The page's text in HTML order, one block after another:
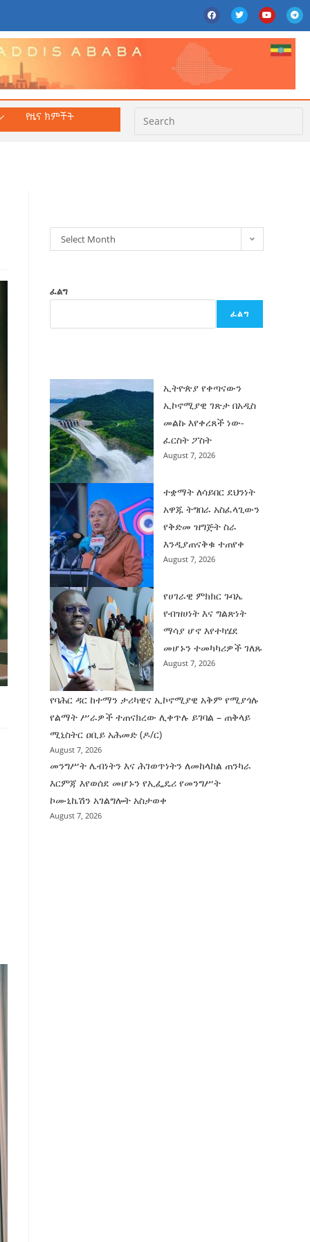
የዜና ክምችት
Select Month
ፈልግ
ፈልግ
ኢትዮጵያ የቀጣናውን
ኢኮኖሚያዊ ገጽታ በአዲስ
መልኩ እየቀረጸች ነው-
ፈርስት ፖስት
August 7, 2026
ተቋማት ለሳይበር ደህንነት
አዋጁ ትግበራ አስፈላጊውን
የቅድመ ዝግጅት ስራ
እንዲያጠናቅቁ ተጠየቀ
August 7, 2026
የሀገራዊ ምክክር ጉባኤ
የብዝሀነት እና ግልጽነት
ማሳያ ሆኖ እየተካሄደ
መሆኑን ተመካካሪዎች ገለጹ
August 7, 2026
የባሕር ዳር ከተማን ታሪካዊና ኢኮኖሚያዊ አቅም የሚያጎሉ
የልማት ሥራዎች ተጠናክረው ሊቀጥሉ ይገባል – ጠቅላይ
ሚኒስትር ዐቢይ አሕመድ (ዶ/ር)
August 7, 2026
መንግሥት ሌብነትን እና ሕገወጥነትን ለመከላከል ጠንካራ
እርምጃ እየወሰደ መሆኑን የኢፌዴሪ የመንግሥት
ኮሙኒኬሽን አገልግሎት አስታወቀ
August 7, 2026